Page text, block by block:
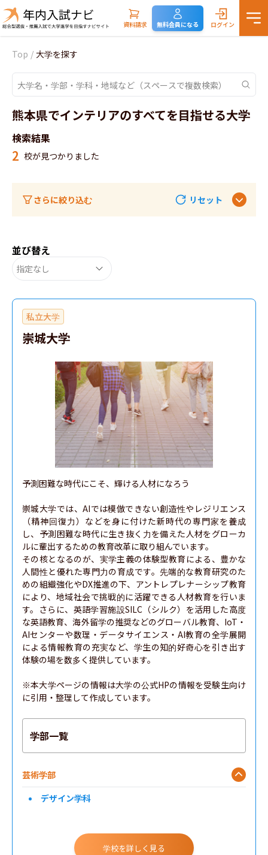
資料請求 無料会員になる ログイン
Top / 大学を探す
熊本県でインテリアのすべてを目指せる大学
検索結果
2 校が見つかりました
さらに絞り込む リセット
並び替え
指定なし
私立大学
崇城大学
予測困難な時代にこそ、輝ける人材になろう
崇城大学では、AIでは模倣できない創造性やレジリエンス
（精神回復力）などを身に付けた新時代の専門家を養成
し、予測困難な時代に生き抜く力を備えた人材をグローカ
ルに輩出するための教育改革に取り組んでいます。
その核となるのが、実学主義の体験型教育による、豊かな
人間性と優れた専門力の育成です。先端的な教育研究のた
めの組織強化やDX推進の下、アントレプレナーシップ教育
により、地域社会で挑戦的に活躍できる人材教育を行いま
す。さらに、英語学習施設SILC（シルク）を活用した高度
な英語教育、海外留学の推奨などのグローバル教育、IoT・
AIセンターや数理・データサイエンス・AI教育の全学展開
による情報教育の充実など、学生の知的好奇心を引き出す
体験の場を数多く提供しています。
※本大学ページの情報は大学の公式HPの情報を受験生向け
に引用・整理して作成しています。
学部一覧
芸術学部
デザイン学科
学校を詳しく見る